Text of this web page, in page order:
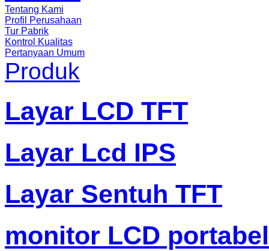
Tentang Kami
Profil Perusahaan
Tur Pabrik
Kontrol Kualitas
Pertanyaan Umum
Produk
Layar LCD TFT
Layar Lcd IPS
Layar Sentuh TFT
monitor LCD portabel